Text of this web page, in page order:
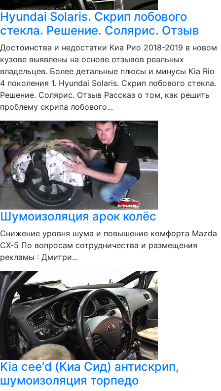
Hyundai Solaris. Скрип лобового
стекла. Решение. Солярис. Отзыв
Достоинства и недостатки Киа Рио 2018-2019 в новом
кузове выявлены на основе отзывов реальных
владельцев. Более детальные плюсы и минусы Kia Rio
4 поколения 1. Hyundai Solaris. Скрип лобового стекла.
Решение. Солярис. Отзыв Рассказ о том, как решить
проблему скрипа лобового...
Шумоизоляция арок колёс
Снижение уровня шума и повышение комфорта Mazda
CX-5 По вопросам сотрудничества и размещения
рекламы : Дмитри...
Kia cee'd (Киа Сид) антискрип,
шумоизоляция торпедо